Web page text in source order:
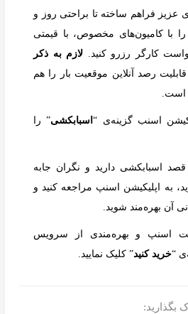
عزیز فراهم ساخته تا براحتی روز و
با کامیون‌های مخصوص، با قیمتی
کارگر رزرو کنید. لازم به ذکر
قابلیت رصد آنلاین موقعیت بار را هم
است.
اسنب گزینه‌ی “اسبابکشی” را
اسبابکشی دارید و نگران جابه
به اپلیکیشن اسنپ مراجعه کنید و
اسنپ و بهره‌مندی از سرویس
“خرید کنید” کلیک نمایید.
بگذارید: